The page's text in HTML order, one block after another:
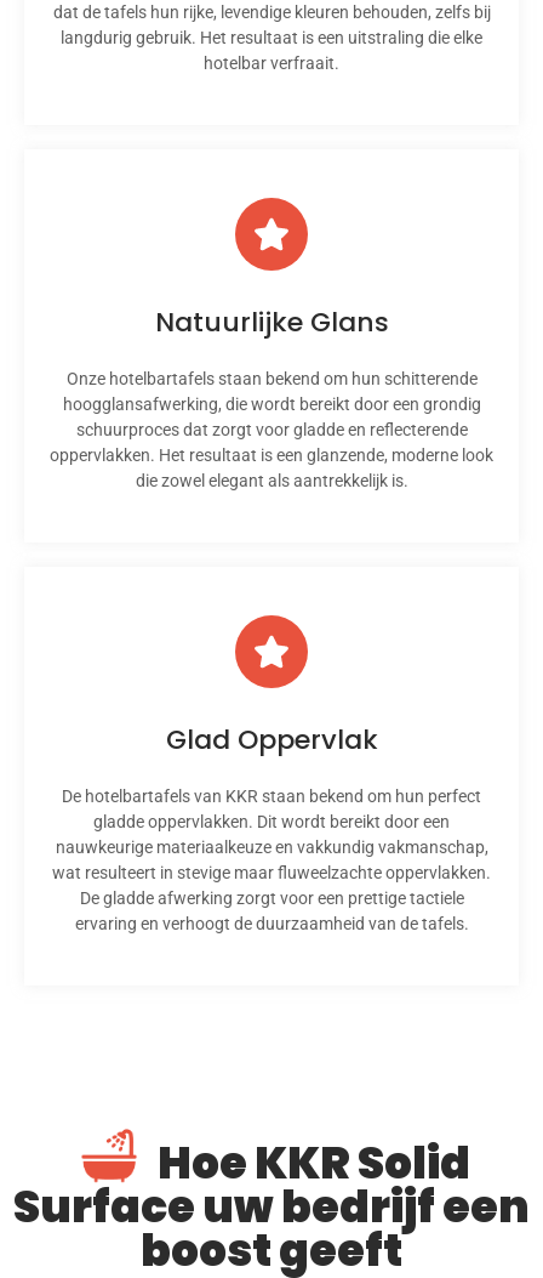
dat de tafels hun rijke, levendige kleuren behouden, zelfs bij
langdurig gebruik. Het resultaat is een uitstraling die elke
hotelbar verfraait.
Natuurlijke Glans
Onze hotelbartafels staan ​​bekend om hun schitterende
hoogglansafwerking, die wordt bereikt door een grondig
schuurproces dat zorgt voor gladde en reflecterende
oppervlakken. Het resultaat is een glanzende, moderne look
die zowel elegant als aantrekkelijk is.
Glad Oppervlak
De hotelbartafels van KKR staan ​​bekend om hun perfect
gladde oppervlakken. Dit wordt bereikt door een
nauwkeurige materiaalkeuze en vakkundig vakmanschap,
wat resulteert in stevige maar fluweelzachte oppervlakken.
De gladde afwerking zorgt voor een prettige tactiele
ervaring en verhoogt de duurzaamheid van de tafels.
Hoe KKR Solid
Surface uw bedrijf een
boost geeft